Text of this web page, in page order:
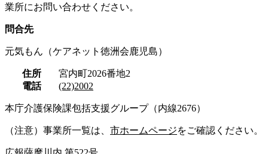
業所にお問い合わせください。
問合先
元気もん（ケアネット徳洲会鹿児島）
住所
宮内町2026番地2
電話
(22)2002
本庁介護保険課包括支援グループ（内線2676）
（注意）事業所一覧は、 市ホームページをご確認ください。